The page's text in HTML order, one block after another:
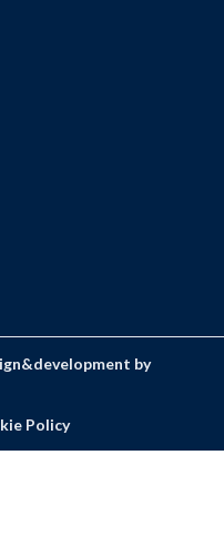
by
Policy